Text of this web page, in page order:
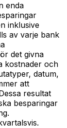
enda
inklusive
av varje bank
det givna
kostnader och
datum,
att
resultat
besparingar